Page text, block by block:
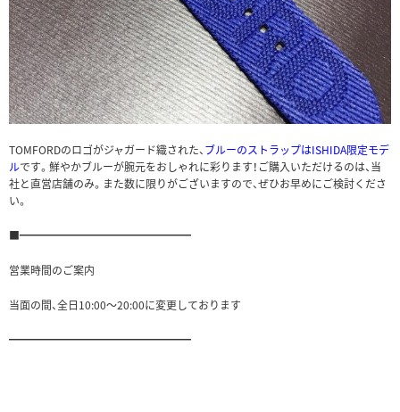
TOMFORDのロゴがジャガード織された、ブルーのストラップはISHIDA限定モデ
ルです。鮮やかブルーが腕元をおしゃれに彩ります！ご購入いただけるのは、当
社と直営店舗のみ。また数に限りがございますので、ぜひお早めにご検討くださ
い。
■━━━━━━━━━━━━━━━━
営業時間のご案内
当面の間、全日10:00〜20:00に変更しております
━━━━━━━━━━━━━━━━━